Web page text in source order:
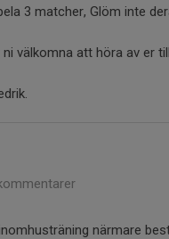
3 matcher, Glöm inte
välkomna att höra av er
närmare